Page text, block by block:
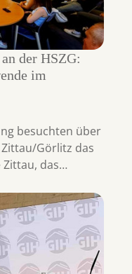
der HSZG:
im
besuchten über
Görlitz das
Zittau, das…